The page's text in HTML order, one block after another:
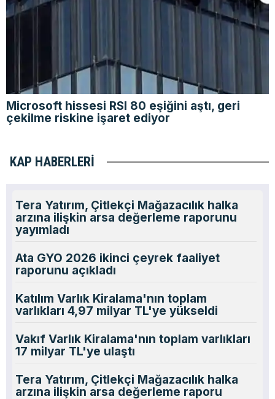
Microsoft hissesi RSI 80 eşiğini aştı, geri
çekilme riskine işaret ediyor
KAP HABERLERI
Tera Yatırım, Çitlekçi Mağazacılık halka
arzına ilişkin arsa değerleme raporunu
yayımladı
Ata GYO 2026 ikinci çeyrek faaliyet
raporunu açıkladı
Katılım Varlık Kiralama'nın toplam
varlıkları 4,97 milyar TL'ye yükseldi
Vakıf Varlık Kiralama'nın toplam varlıkları
17 milyar TL'ye ulaştı
Tera Yatırım, Çitlekçi Mağazacılık halka
arzına ilişkin arsa değerleme raporu